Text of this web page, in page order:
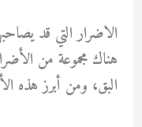
الاضرار التي قد
هناك مجموعة من
البق، ومن أبرز هذه